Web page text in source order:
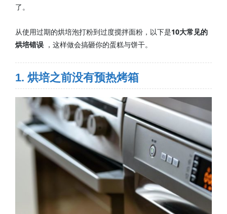
了。
从使用过期的烘培泡打粉到过度搅拌面粉，以下是10大常见的
烘培错误 ，这样做会搞砸你的蛋糕与饼干。
1. 烘培之前没有预热烤箱